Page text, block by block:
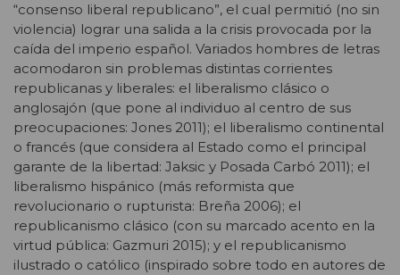
“consenso liberal republicano”, el cual permitió (no sin
violencia) lograr una salida a la crisis provocada por la
caída del imperio español. Variados hombres de letras
acomodaron sin problemas distintas corrientes
republicanas y liberales: el liberalismo clásico o
anglosajón (que pone al individuo al centro de sus
preocupaciones: Jones 2011); el liberalismo continental
o francés (que considera al Estado como el principal
garante de la libertad: Jaksic y Posada Carbó 2011); el
liberalismo hispánico (más reformista que
revolucionario o rupturista: Breña 2006); el
republicanismo clásico (con su marcado acento en la
virtud pública: Gazmuri 2015); y el republicanismo
ilustrado o católico (inspirado sobre todo en autores de